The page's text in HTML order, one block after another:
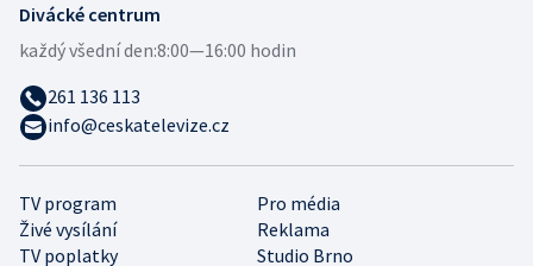
TV program
Pro média
Živé vysílání
Reklama
TV poplatky
Studio Brno
Divácké centrum
každý všední den:8:00—16:00 hodin
261 136 113
info@ceskatelevize.cz